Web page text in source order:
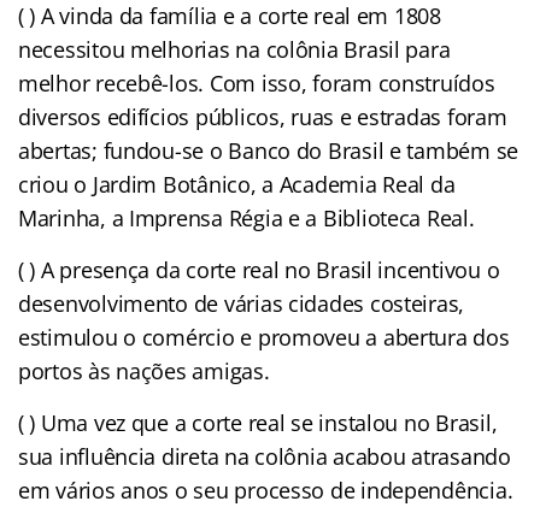
( ) A vinda da família e a corte real em 1808
necessitou melhorias na colônia Brasil para
melhor recebê-los. Com isso, foram construídos
diversos edifícios públicos, ruas e estradas foram
abertas; fundou-se o Banco do Brasil e também se
criou o Jardim Botânico, a Academia Real da
Marinha, a Imprensa Régia e a Biblioteca Real.
( ) A presença da corte real no Brasil incentivou o
desenvolvimento de várias cidades costeiras,
estimulou o comércio e promoveu a abertura dos
portos às nações amigas.
( ) Uma vez que a corte real se instalou no Brasil,
sua influência direta na colônia acabou atrasando
em vários anos o seu processo de independência.